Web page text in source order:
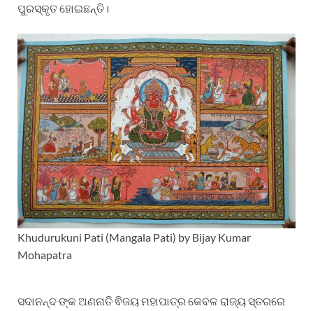
ପୁରସ୍କୃତ ହୋଇଛନ୍ତି।
Khudurukuni Pati (Mangala Pati) by Bijay Kumar
Mohapatra
ସଦାନନ୍ଦ ଙ୍କ ଅଣନାତି ଵିଜୟ ମହାପାତ୍ର କେବଳ ରାଜ୍ୟ ସ୍ତରରେ